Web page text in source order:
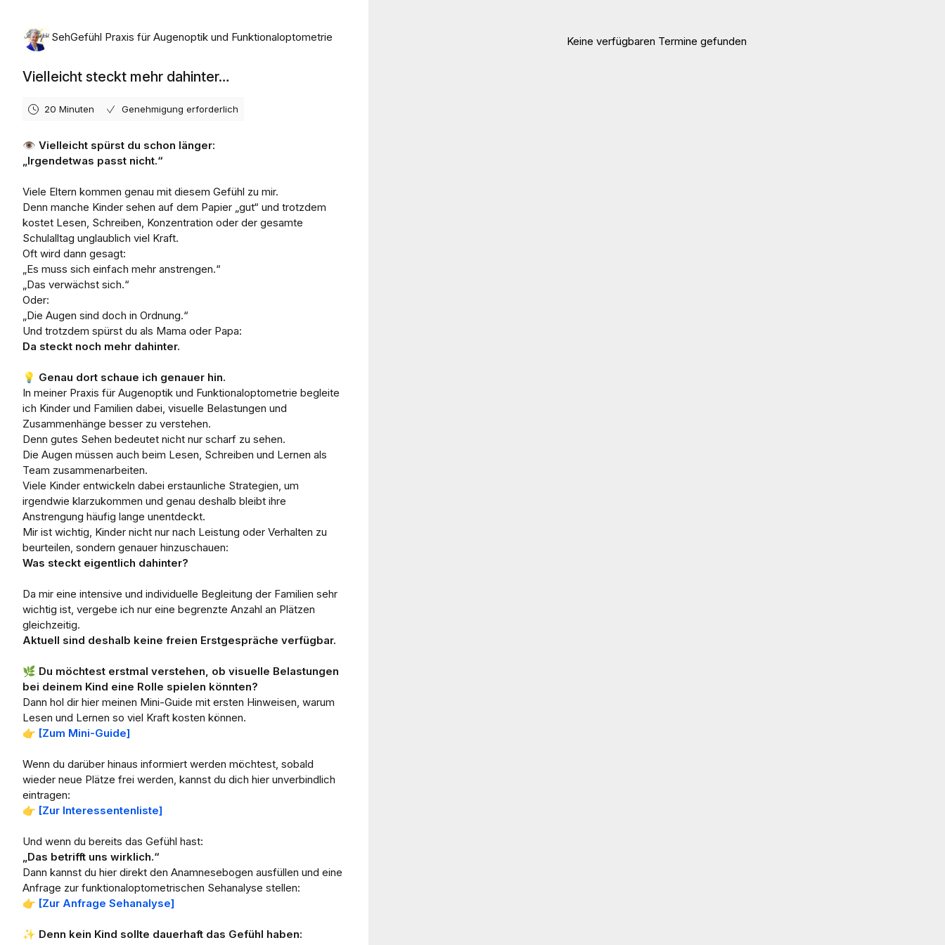
SehGefühl Praxis für Augenoptik und Funktionaloptometrie
Vielleicht steckt mehr dahinter…
20 Minuten Genehmigung erforderlich
👁️ Vielleicht spürst du schon länger:
„Irgendetwas passt nicht.“
Viele Eltern kommen genau mit diesem Gefühl zu mir.
Denn manche Kinder sehen auf dem Papier „gut“ und trotzdem
kostet Lesen, Schreiben, Konzentration oder der gesamte
Schulalltag unglaublich viel Kraft.
Oft wird dann gesagt:
„Es muss sich einfach mehr anstrengen.“
„Das verwächst sich.“
Oder:
„Die Augen sind doch in Ordnung.“
Und trotzdem spürst du als Mama oder Papa:
Da steckt noch mehr dahinter.
💡 Genau dort schaue ich genauer hin.
In meiner Praxis für Augenoptik und Funktionaloptometrie begleite
ich Kinder und Familien dabei, visuelle Belastungen und
Zusammenhänge besser zu verstehen.
Denn gutes Sehen bedeutet nicht nur scharf zu sehen.
Die Augen müssen auch beim Lesen, Schreiben und Lernen als
Team zusammenarbeiten.
Viele Kinder entwickeln dabei erstaunliche Strategien, um
irgendwie klarzukommen und genau deshalb bleibt ihre
Anstrengung häufig lange unentdeckt.
Mir ist wichtig, Kinder nicht nur nach Leistung oder Verhalten zu
beurteilen, sondern genauer hinzuschauen:
Was steckt eigentlich dahinter?
Da mir eine intensive und individuelle Begleitung der Familien sehr
wichtig ist, vergebe ich nur eine begrenzte Anzahl an Plätzen
gleichzeitig.
Aktuell sind deshalb keine freien Erstgespräche verfügbar.
🌿 Du möchtest erstmal verstehen, ob visuelle Belastungen
bei deinem Kind eine Rolle spielen könnten?
Dann hol dir hier meinen Mini-Guide mit ersten Hinweisen, warum
Lesen und Lernen so viel Kraft kosten können.
👉 [Zum Mini-Guide]
Wenn du darüber hinaus informiert werden möchtest, sobald
wieder neue Plätze frei werden, kannst du dich hier unverbindlich
eintragen:
👉 [Zur Interessentenliste]
Und wenn du bereits das Gefühl hast:
„Das betrifft uns wirklich.“
Dann kannst du hier direkt den Anamnesebogen ausfüllen und eine
Anfrage zur funktionaloptometrischen Sehanalyse stellen:
👉 [Zur Anfrage Sehanalyse]
✨ Denn kein Kind sollte dauerhaft das Gefühl haben:
Keine verfügbaren Termine gefunden